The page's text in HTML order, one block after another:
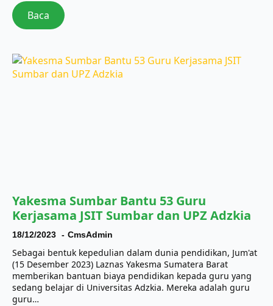
Baca
Yakesma Sumbar Bantu 53 Guru
Kerjasama JSIT Sumbar dan UPZ Adzkia
18/12/2023 CmsAdmin
Sebagai bentuk kepedulian dalam dunia pendidikan, Jum'at
(15 Desember 2023) Laznas Yakesma Sumatera Barat
memberikan bantuan biaya pendidikan kepada guru yang
sedang belajar di Universitas Adzkia. Mereka adalah guru
guru…